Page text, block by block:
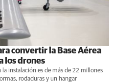
convertir la Base Aérea
los drones
la instalación es de más de 22 millones
rodaduras y un hangar